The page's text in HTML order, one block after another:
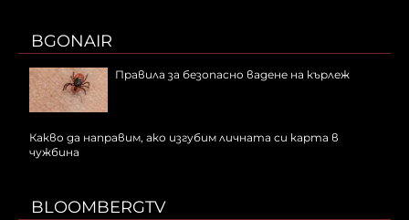
BGONAIR
Правила за безопасно вадене на кърлеж
Какво да направим, ако изгубим личната си карта в
чужбина
BLOOMBERGTV